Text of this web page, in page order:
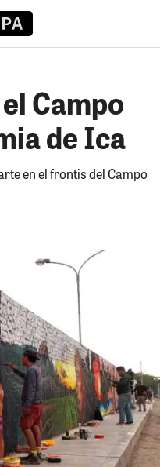
Campo
de Ica
en el frontis del Campo